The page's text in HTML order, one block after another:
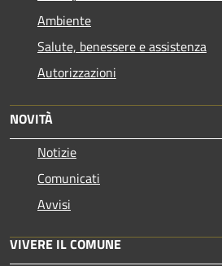
Ambiente
Salute, benessere e assistenza
Autorizzazioni
NOVITÀ
Notizie
Comunicati
Avvisi
VIVERE IL COMUNE